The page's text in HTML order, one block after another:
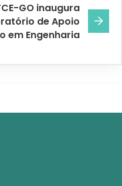
GO inaugura
de Apoio
em Engenharia